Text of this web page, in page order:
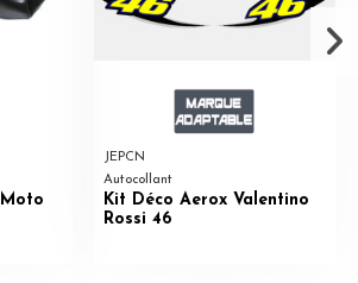
JEPCN
Autocollant
Kit Déco Aerox Valentino
Rossi 46